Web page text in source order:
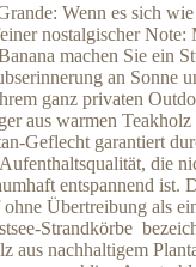
Wenn es sich
nostalgischer Note:
machen Sie ein
an Sonne
ganz privaten
aus warmen
Geflecht garantiert
die
entspannend ist.
Übertreibung als
Strandkörbe
aus nachhaltigem